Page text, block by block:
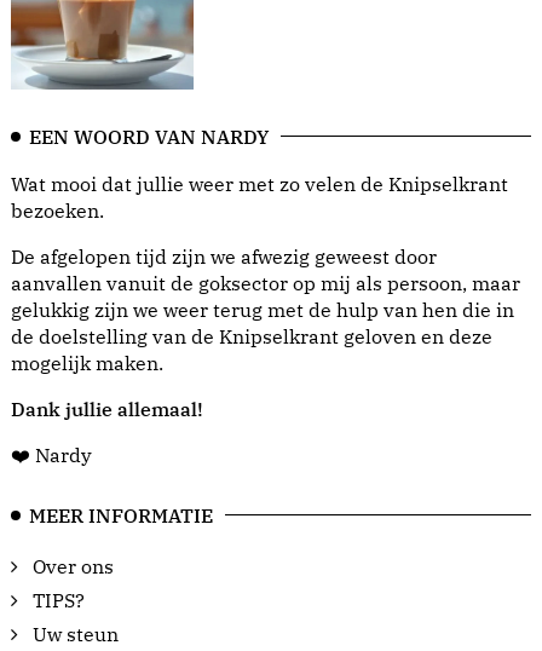
EEN WOORD VAN NARDY
Wat mooi dat jullie weer met zo velen de Knipselkrant
bezoeken.
De afgelopen tijd zijn we afwezig geweest door
aanvallen vanuit de goksector op mij als persoon, maar
gelukkig zijn we weer terug met de hulp van hen die in
de doelstelling van de Knipselkrant geloven en deze
mogelijk maken.
Dank jullie allemaal!
❤️ Nardy
MEER INFORMATIE
Over ons
TIPS?
Uw steun